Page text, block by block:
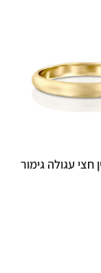
חצי עגולה גימור